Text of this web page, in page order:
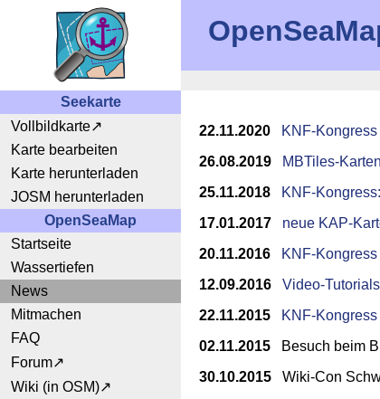
Seekarte
Vollbildkarte
Karte bearbeiten
Karte herunterladen
JOSM herunterladen
OpenSeaMap
Startseite
Wassertiefen
News
Mitmachen
FAQ
Forum
Wiki (in OSM)
22.11.2020
KNF-
26.08.2019
MBTiles-Karten
25.11.2018
KNF-
17.01.2017
neue KAP-
20.11.2016
KNF-
12.09.2016
Video-
22.11.2015
KNF-
02.11.2015 Besuch beim
30.10.2015 Wiki-Con